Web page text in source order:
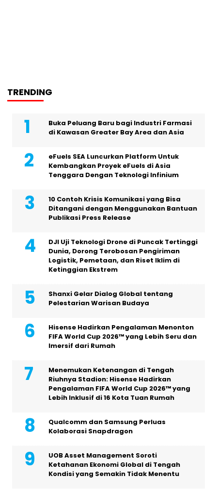
TRENDING
Buka Peluang Baru bagi Industri Farmasi
di Kawasan Greater Bay Area dan Asia
eFuels SEA Luncurkan Platform Untuk
Kembangkan Proyek eFuels di Asia
Tenggara Dengan Teknologi Infinium
10 Contoh Krisis Komunikasi yang Bisa
Ditangani dengan Menggunakan Bantuan
Publikasi Press Release
DJI Uji Teknologi Drone di Puncak Tertinggi
Dunia, Dorong Terobosan Pengiriman
Logistik, Pemetaan, dan Riset Iklim di
Ketinggian Ekstrem
Shanxi Gelar Dialog Global tentang
Pelestarian Warisan Budaya
Hisense Hadirkan Pengalaman Menonton
FIFA World Cup 2026™ yang Lebih Seru dan
Imersif dari Rumah
Menemukan Ketenangan di Tengah
Riuhnya Stadion: Hisense Hadirkan
Pengalaman FIFA World Cup 2026™ yang
Lebih Inklusif di 16 Kota Tuan Rumah
Qualcomm dan Samsung Perluas
Kolaborasi Snapdragon
UOB Asset Management Soroti
Ketahanan Ekonomi Global di Tengah
Kondisi yang Semakin Tidak Menentu